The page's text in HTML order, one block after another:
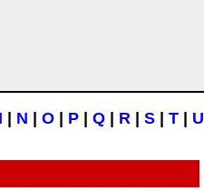
N O P Q R S T U